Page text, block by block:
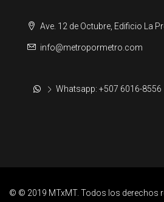
Ave. 12 de Octubre, Edificio La
info@metropormetro.com
Whatsapp: +507 6016-8556
© © 2019 MTxMT. Todos los derechos